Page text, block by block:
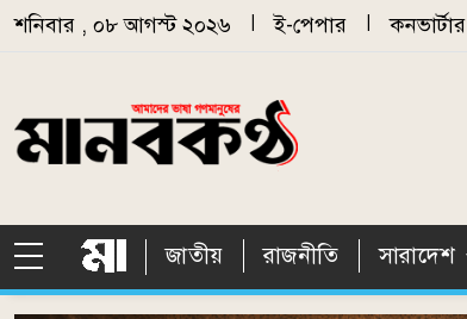
Skip to main content
শনিবার , ০৮ আগস্ট ২০২৬ ই-পেপার কনভার্টার
জাতীয় রাজনীতি সারাদেশ